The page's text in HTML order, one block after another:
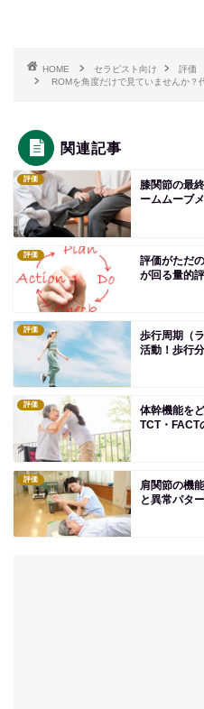
HOME セラピスト向け
評価
ROMを角度だけで見ていませんか？
関連記事
評価
膝関節の最
ームムーブ
評価
評価がただ
が回る量的
評価
歩行周期（
活動！歩行
評価
体幹機能を
TCT・FACT
評価
肩関節の機
と異常パタ